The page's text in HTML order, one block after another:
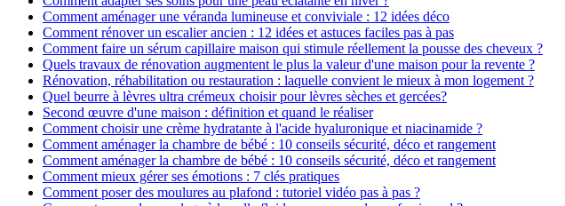
Comment aménager une véranda lumineuse et conviviale : 12 idées déco
Comment rénover un escalier ancien : 12 idées et astuces faciles pas à pas
Comment faire un sérum capillaire maison qui stimule réellement la pousse des cheveux ?
Quels travaux de rénovation augmentent le plus la valeur d'une maison pour la revente ?
Rénovation, réhabilitation ou restauration : laquelle convient le mieux à mon logement ?
Quel beurre à lèvres ultra crémeux choisir pour lèvres sèches et gercées?
Second œuvre d'une maison : définition et quand le réaliser
Comment choisir une crème hydratante à l'acide hyaluronique et niacinamide ?
Comment aménager la chambre de bébé : 10 conseils sécurité, déco et rangement
Comment aménager la chambre de bébé : 10 conseils sécurité, déco et rangement
Comment mieux gérer ses émotions : 7 clés pratiques
Comment poser des moulures au plafond : tutoriel vidéo pas à pas ?